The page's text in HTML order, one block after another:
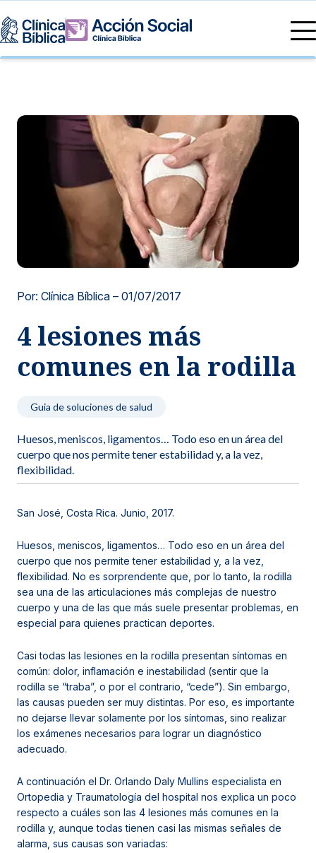
Nuestras especialidades
Centros de Excelencia
Servicios Generales
Servicios 24/7
Servicios Especializados
Otros Servicios
Mi Vida
Información
Información para el Paciente
Sobre nosotros
Investigación, Innovación y Docencia
Sedes
Noticias y blog
Por: Clínica Bíblica – 01/07/2017
4 lesiones más
comunes en la rodilla
Guia de soluciones de salud
Huesos, meniscos, ligamentos… Todo eso en un área del
cuerpo que nos permite tener estabilidad y, a la vez,
flexibilidad.
San José, Costa Rica. Junio, 2017.
Huesos, meniscos, ligamentos… Todo eso en un área del
cuerpo que nos permite tener estabilidad y, a la vez,
flexibilidad. No es sorprendente que, por lo tanto, la rodilla
sea una de las articulaciones más complejas de nuestro
cuerpo y una de las que más suele presentar problemas, en
especial para quienes practican deportes.
Casi todas las lesiones en la rodilla presentan síntomas en
común: dolor, inflamación e inestabilidad (sentir que la
rodilla se “traba”, o por el contrario, “cede”). Sin embargo,
las causas pueden ser muy distintas. Por eso, es importante
no dejarse llevar solamente por los síntomas, sino realizar
los exámenes necesarios para lograr un diagnóstico
adecuado.
A continuación el Dr. Orlando Daly Mullins especialista en
Ortopedia y Traumatología del hospital nos explica un poco
respecto a cuáles son las 4 lesiones más comunes en la
rodilla y, aunque todas tienen casi las mismas señales de
alarma, sus causas son variadas: